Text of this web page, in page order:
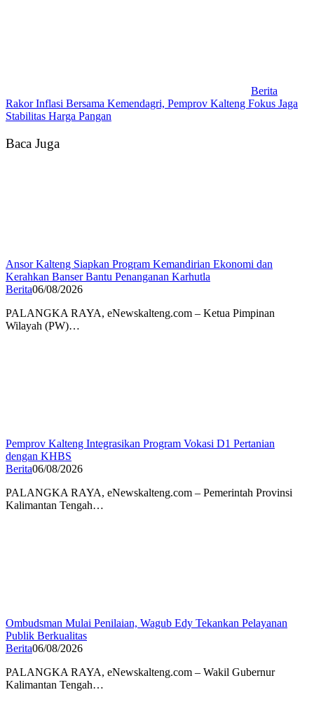
Berita
Rakor Inflasi Bersama Kemendagri, Pemprov Kalteng Fokus Jaga
Stabilitas Harga Pangan
Baca Juga
Ansor Kalteng Siapkan Program Kemandirian Ekonomi dan
Kerahkan Banser Bantu Penanganan Karhutla
Berita06/08/2026
PALANGKA RAYA, eNewskalteng.com – Ketua Pimpinan
Wilayah (PW)…
Pemprov Kalteng Integrasikan Program Vokasi D1 Pertanian
dengan KHBS
Berita06/08/2026
PALANGKA RAYA, eNewskalteng.com – Pemerintah Provinsi
Kalimantan Tengah…
Ombudsman Mulai Penilaian, Wagub Edy Tekankan Pelayanan
Publik Berkualitas
Berita06/08/2026
PALANGKA RAYA, eNewskalteng.com – Wakil Gubernur
Kalimantan Tengah…